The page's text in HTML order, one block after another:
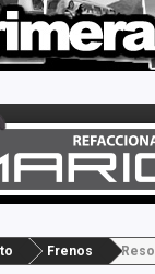
Frenos